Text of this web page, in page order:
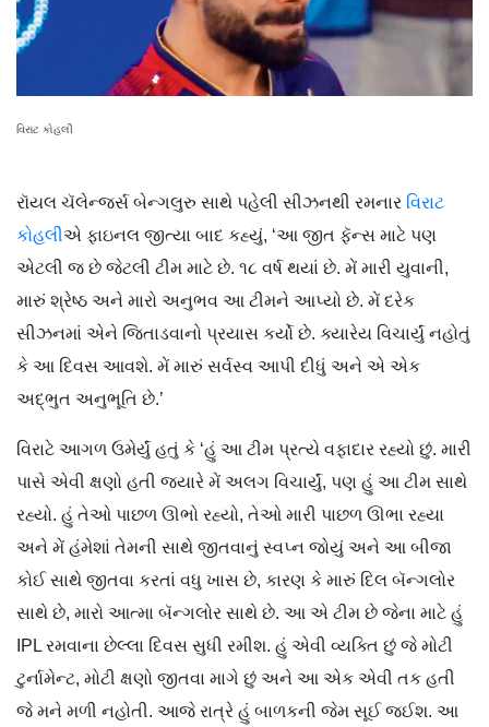
વિરાટ કોહલી
રૉયલ ચૅલેન્જર્સ બેન્ગલુરુ સાથે પહેલી સીઝનથી રમનાર વિરાટ
કોહલીએ ફાઇનલ જીત્યા બાદ કહ્યું, ‘આ જીત ફૅન્સ માટે પણ
એટલી જ છે જેટલી ટીમ માટે છે. ૧૮ વર્ષ થયાં છે. મેં મારી યુવાની,
મારું શ્રેષ્ઠ અને મારો અનુભવ આ ટીમને આપ્યો છે. મેં દરેક
સીઝનમાં એને જિતાડવાનો પ્રયાસ કર્યો છે. ક્યારેય વિચાર્યું નહોતું
કે આ દિવસ આવશે. મેં મારું સર્વસ્વ આપી દીધું અને એ એક
અદ્ભુત અનુભૂતિ છે.’
વિરાટે આગળ ઉમેર્યું હતું કે ‘હું આ ટીમ પ્રત્યે વફાદાર રહ્યો છું. મારી
પાસે એવી ક્ષણો હતી જ્યારે મેં અલગ વિચાર્યું, પણ હું આ ટીમ સાથે
રહ્યો. હું તેઓ પાછળ ઊભો રહ્યો, તેઓ મારી પાછળ ઊભા રહ્યા
અને મેં હંમેશાં તેમની સાથે જીતવાનું સ્વપ્ન જોયું અને આ બીજા
કોઈ સાથે જીતવા કરતાં વધુ ખાસ છે, કારણ કે મારું દિલ બૅન્ગલોર
સાથે છે, મારો આત્મા બૅન્ગલોર સાથે છે. આ એ ટીમ છે જેના માટે હું
IPL રમવાના છેલ્લા દિવસ સુધી રમીશ. હું એવી વ્યક્તિ છું જે મોટી
ટુર્નામેન્ટ, મોટી ક્ષણો જીતવા માગે છું અને આ એક એવી તક હતી
જે મને મળી નહોતી. આજે રાત્રે હું બાળકની જેમ સૂઈ જઈશ. આ